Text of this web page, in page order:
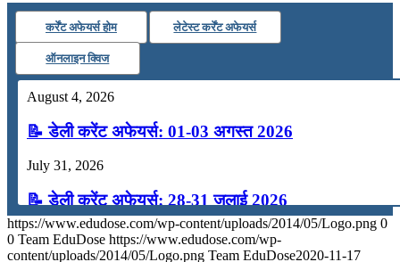
कर्रेंट अफेयर्स होम लेटेस्ट कर्रेंट अफेयर्स
ऑनलाइन क्विज
August 4, 2026
📝 डेली करेंट अफेयर्स: 01-03 अगस्त 2026
July 31, 2026
📝 डेली करेंट अफेयर्स: 28-31 जुलाई 2026
July 28, 2026
https://www.edudose.com/wp-content/uploads/2014/05/Logo.png 0
0 Team EduDose https://www.edudose.com/wp-
content/uploads/2014/05/Logo.png Team EduDose2020-11-17